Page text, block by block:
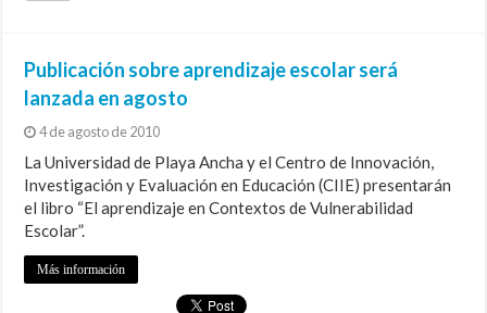
Publicación sobre aprendizaje escolar será
lanzada en agosto
4 de agosto de 2010
La Universidad de Playa Ancha y el Centro de Innovación,
Investigación y Evaluación en Educación (CIIE) presentarán
el libro “El aprendizaje en Contextos de Vulnerabilidad
Escolar”.
Más información